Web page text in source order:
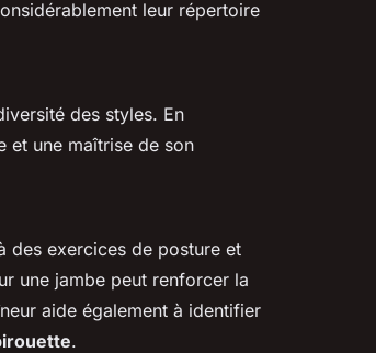
leur répertoire
des styles. En
et une maîtrise de son
des exercices de posture et
une jambe peut renforcer la
aide également à identifier
.